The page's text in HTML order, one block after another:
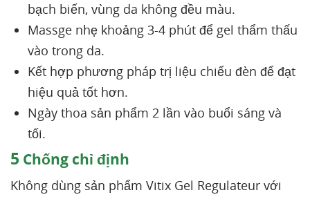
bạch biến, vùng da không đều màu.
Massge nhẹ khoảng 3-4 phút để gel thẩm thấu
vào trong da.
Kết hợp phương pháp trị liệu chiếu đèn để đạt
hiệu quả tốt hơn.
Ngày thoa sản phẩm 2 lần vào buổi sáng và
tối.
5 Chống chỉ định
Không dùng sản phẩm Vitix Gel Regulateur với